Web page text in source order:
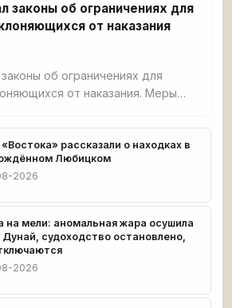
законы об ограничениях для
от наказания
об ограничениях для
от наказания. Меры
ограничения на транспорт и
ведёт Минюст, касается только
уголовного преследования.
рассказали о находках в
Любицком
2026
на мели: аномальная жара осушила
Дунай, судоходство остановлено,
2026